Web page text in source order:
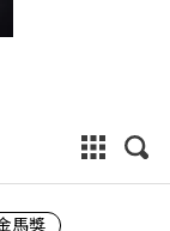
馬獎